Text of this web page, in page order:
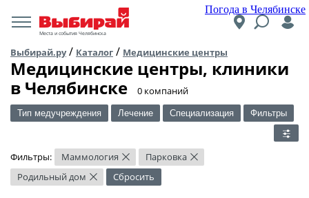
Погода в Челябинске
Места и события Челябинска
Выбирай.ру/ Каталог / Медицинские центры
Медицинские центры, клиники
в Челябинске
​0 компаний
Тип медучреждения Лечение Специализация Фильтры
Фильтры: Маммология × Парковка ×
Родильный дом × Сбросить